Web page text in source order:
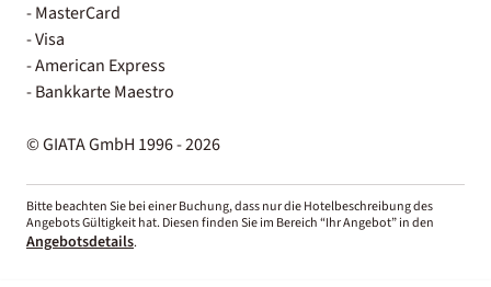
- MasterCard
- Visa
- American Express
- Bankkarte Maestro
© GIATA GmbH 1996 - 2026
Bitte beachten Sie bei einer Buchung, dass nur die Hotelbeschreibung des
Angebots Gültigkeit hat. Diesen finden Sie im Bereich “Ihr Angebot” in den
Angebotsdetails.